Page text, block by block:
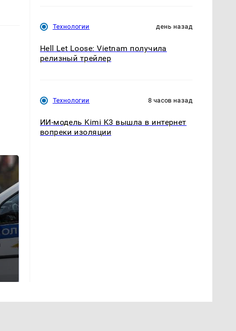
Технологии день назад
Hell Let Loose: Vietnam получила
релизный трейлер
Технологии 8 часов назад
ИИ-модель Kimi K3 вышла в интернет
вопреки изоляции